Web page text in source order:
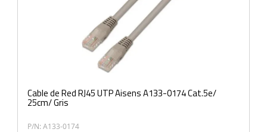
Cable de Red RJ45 UTP Aisens A133-0174 Cat.5e/
25cm/ Gris
P/N: A133-0174